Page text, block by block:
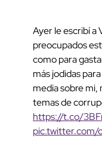
Ayer le escribí a
preocupados
como para
más jodidas
media sobre mi,
temas de
https://t.co/